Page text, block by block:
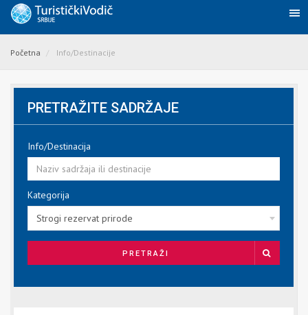
Početna Info/Destinacije
PRETRAŽITE SADRŽAJE
Info/Destinacija
Kategorija
Strogi rezervat prirode
PRETRAŽI